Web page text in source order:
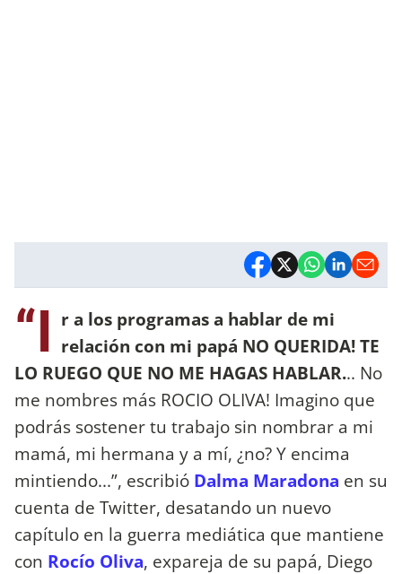
“I r a los programas a hablar de mi
relación con mi papá NO QUERIDA! TE
LO RUEGO QUE NO ME HAGAS HABLAR... No
me nombres más ROCIO OLIVA! Imagino que
podrás sostener tu trabajo sin nombrar a mi
mamá, mi hermana y a mí, ¿no? Y encima
mintiendo...”, escribió Dalma Maradona en su
cuenta de Twitter, desatando un nuevo
capítulo en la guerra mediática que mantiene
con Rocío Oliva, expareja de su papá, Diego